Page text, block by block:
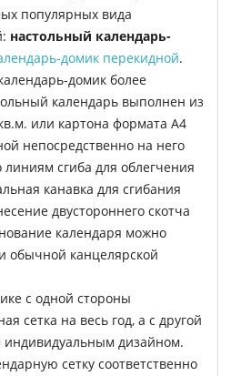
популярных вида
настольный календарь-
домик перекидной.
домик более
календарь выполнен из
или картона формата А4
непосредственно на него
сгиба для облегчения
канавка для сгибания
двустороннего скотча
календаря можно
обычной канцелярской
с одной стороны
сетка на весь год, а с другой
дизайном.
сетку соответственно